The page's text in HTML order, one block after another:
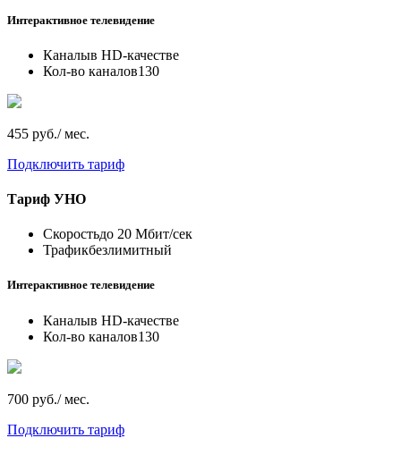
Интерактивное телевидение
Каналыв HD-качестве
Кол-во каналов130
455 руб./ мес.
Подключить тариф
Тариф УНО
Скоростьдо 20 Мбит/сек
Трафикбезлимитный
Интерактивное телевидение
Каналыв HD-качестве
Кол-во каналов130
700 руб./ мес.
Подключить тариф